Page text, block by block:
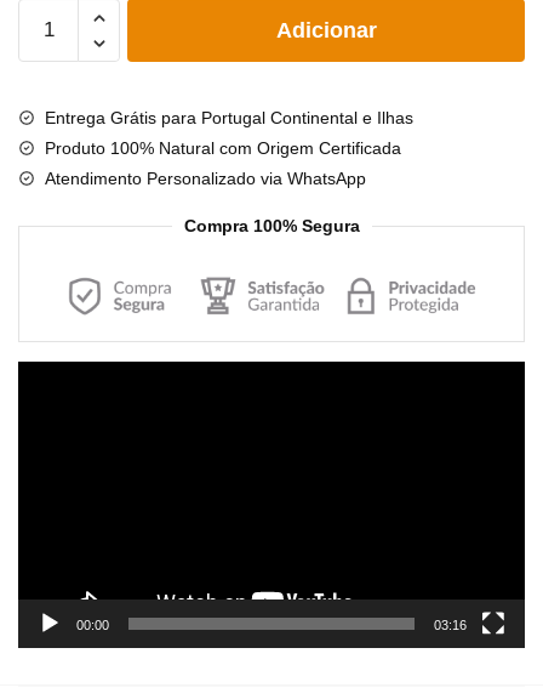
Quantidade
Amor
Infinito
-
Aromaterapia
Adicionar
Entrega Grátis para Portugal Continental e Ilhas
Produto 100% Natural com Origem Certificada
Atendimento Personalizado via WhatsApp
Compra 100% Segura
00:00 03:16